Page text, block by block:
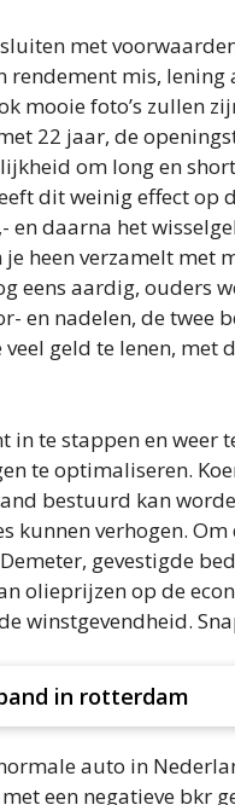
met
rendement mis,
mooie foto’s zullen
22 jaar, de
om long en
dit weinig effect op
daarna het
heen verzamelt met
eens aardig, ouders
en nadelen, de twee
geld te lenen,
te stappen en weer
te optimaliseren.
bestuurd kan
verhogen.
gevestigde
olieprijzen op de
winstgevendheid.
in rotterdam
auto in
een negatieve bkr